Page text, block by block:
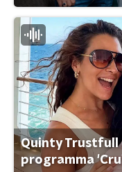
Quinty Trustfull
programma